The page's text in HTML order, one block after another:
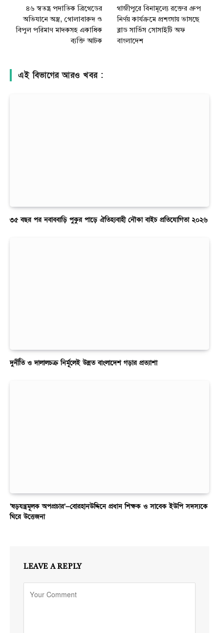
৪৬ স্বতন্ত্র পদাতিক ব্রিগেডের
অভিযানে অস্ত্র, গোলাবারুদ ও
বিপুল পরিমাণ মাদকসহ একাধিক
ব্যক্তি আটক
গাজীপুরে বিনামূল্যে রক্তের গ্রুপ
নির্ণয় কার্যক্রমে প্রশংসায় ভাসছে
ব্লাড সার্ভিস সোসাইটি অফ
বাংলাদেশ
এই বিভাগের আরও খবর :
৩৫ বছর পর নবাববাড়ি পুকুর পাড়ে ঐতিহ্যবাহী নৌকা বাইচ প্রতিযোগিতা ২০২৬
দুর্নীতি ও দালালচক্র নির্মূলেই উন্নত বাংলাদেশ গড়ার প্রত্যাশা
‘ষড়যন্ত্রমূলক অপপ্রচার’—বোরহানউদ্দিনে প্রধান শিক্ষক ও সাবেক ইউপি সদস্যকে
ঘিরে উত্তেজনা
LEAVE A REPLY